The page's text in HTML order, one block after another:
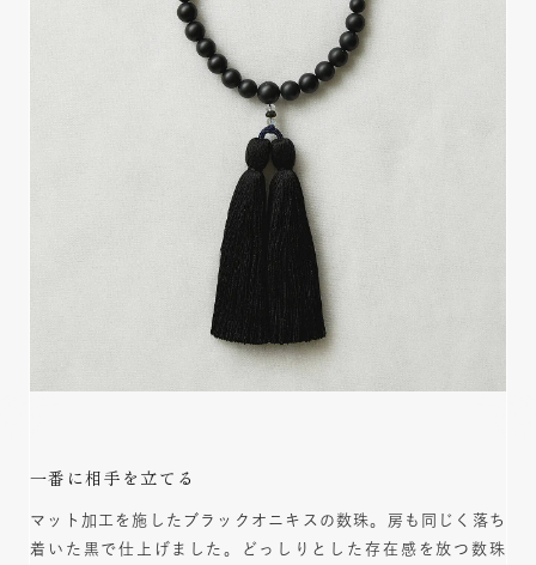
一番に相手を立てる
マット加工を施したブラックオニキスの数珠。房も同じく落ち
着いた黒で仕上げました。どっしりとした存在感を放つ数珠